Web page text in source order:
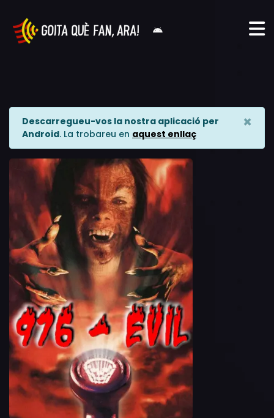
Descarregueu-vos la nostra aplicació per
Android. La trobareu en aquest enllaç
×